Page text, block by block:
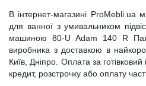
В інтернет-магазині ProMebli.ua
для ванної з умивальником
машиною 80-U Adam 140 R
виробника з доставкою в
Київ, Дніпро. Оплата за готівковий
кредит, розстрочку або оплату